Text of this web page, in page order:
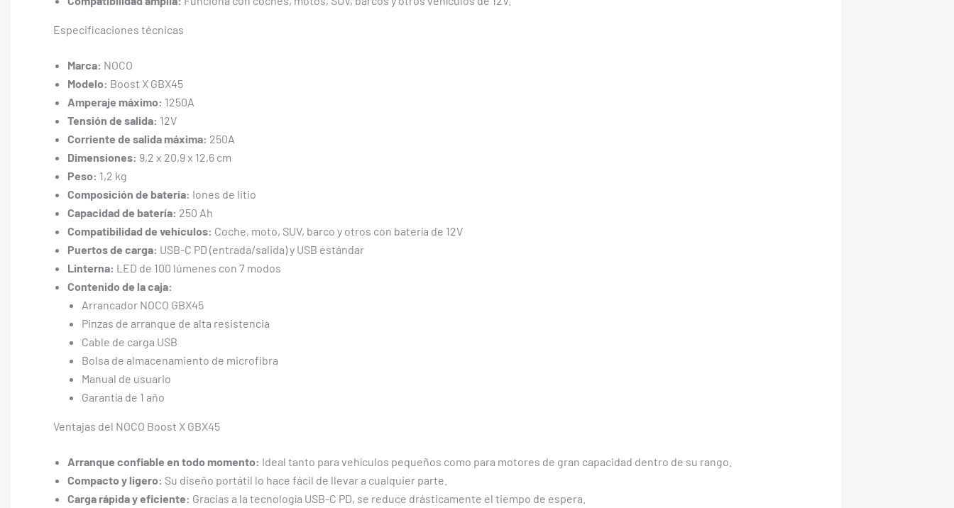
Especificaciones técnicas
Marca: NOCO
Modelo: Boost X GBX45
Amperaje máximo: 1250A
Tensión de salida: 12V
Corriente de salida máxima: 250A
Dimensiones: 9,2 x 20,9 x 12,6 cm
Peso: 1,2 kg
Composición de batería: Iones de litio
Capacidad de batería: 250 Ah
Compatibilidad de vehículos: Coche, moto, SUV, barco y otros con batería de 12V
Puertos de carga: USB-C PD (entrada/salida) y USB estándar
Linterna: LED de 100 lúmenes con 7 modos
Contenido de la caja:
Arrancador NOCO GBX45
Pinzas de arranque de alta resistencia
Cable de carga USB
Bolsa de almacenamiento de microfibra
Manual de usuario
Garantía de 1 año
Ventajas del NOCO Boost X GBX45
Arranque confiable en todo momento: Ideal tanto para vehículos pequeños como para motores de gran capacidad dentro de su rango.
Compacto y ligero: Su diseño portátil lo hace fácil de llevar a cualquier parte.
Carga rápida y eficiente: Gracias a la tecnología USB-C PD, se reduce drásticamente el tiempo de espera.